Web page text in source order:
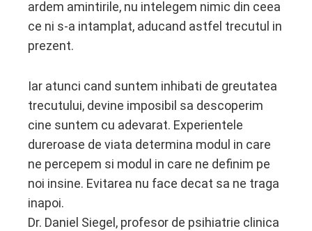
ardem amintirile, nu intelegem nimic din ceea
ce ni s-a intamplat, aducand astfel trecutul in
prezent.
Iar atunci cand suntem inhibati de greutatea
trecutului, devine imposibil sa descoperim
cine suntem cu adevarat. Experientele
dureroase de viata determina modul in care
ne percepem si modul in care ne definim pe
noi insine. Evitarea nu face decat sa ne traga
inapoi.
Dr. Daniel Siegel, profesor de psihiatrie clinica